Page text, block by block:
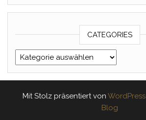
CATEGORIES
Categories
Mit Stolz präsentiert von WordPress
Blog